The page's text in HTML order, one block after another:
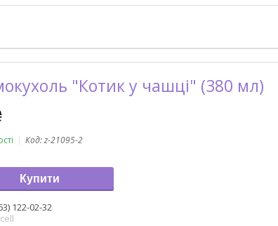
"Котик у чашці" (380 мл)
Код:z-21095-2
Купити
122-02-32